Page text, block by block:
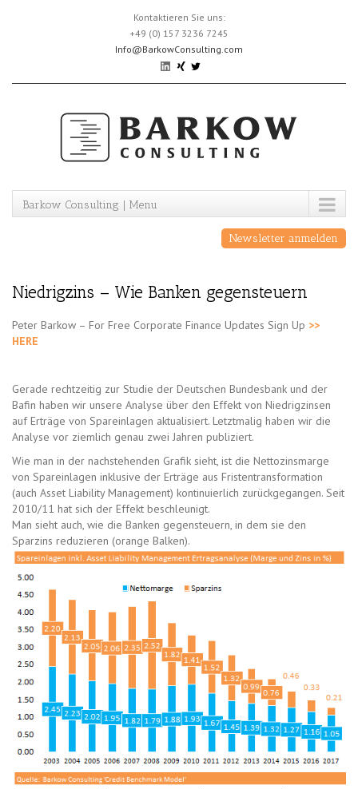
Kontaktieren Sie uns:
+49 (0) 157 3236 7245
Info@BarkowConsulting.com
Barkow Consulting | Menu
Newsletter anmelden
Niedrigzins – Wie Banken gegensteuern
Peter Barkow – For Free Corporate Finance Updates Sign Up >>
HERE
Gerade rechtzeitig zur Studie der Deutschen Bundesbank und der
Bafin haben wir unsere Analyse über den Effekt von Niedrigzinsen
auf Erträge von Spareinlagen aktualisiert. Letztmalig haben wir die
Analyse vor ziemlich genau zwei Jahren publiziert.
Wie man in der nachstehenden Grafik sieht, ist die Nettozinsmarge
von Spareinlagen inklusive der Erträge aus Fristentransformation
(auch Asset Liability Management) kontinuierlich zurückgegangen. Seit
2010/11 hat sich der Effekt beschleunigt.
Man sieht auch, wie die Banken gegensteuern, in dem sie den
Sparzins reduzieren (orange Balken).